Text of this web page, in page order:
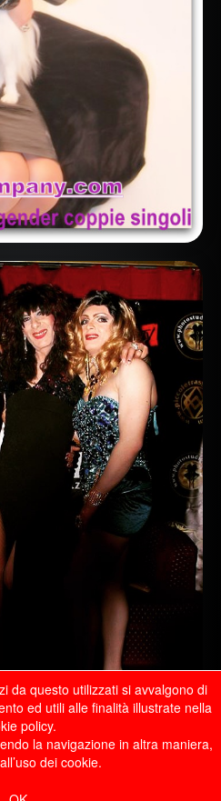
da questo utilizzati si avvalgono di
ed utili alle finalità illustrate nella
policy.
la navigazione in altra maniera,
dei cookie.